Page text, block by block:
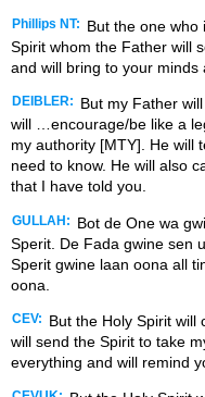
Phillips NT:
But the one who
Spirit whom the Father will
and will bring to your minds
DEIBLER:
But my Father
will …encourage/be like a
my authority [MTY]. He will
need to know. He will also
that I have told you.
GULLAH:
Bot de One wa
Sperit. De Fada gwine sen
Sperit gwine laan oona all
oona.
CEV:
But the Holy Spirit
will send the Spirit to take
everything and will remind